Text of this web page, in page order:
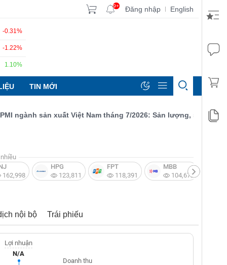
9+ Đăng nhập | English
-0.31%
-1.22%
1.10%
TIN MỚI
sản xuất Việt Nam tháng 7/2026: Sản lượng, số lượng
162,998
HPG
123,811
FPT
118,391
MBB
104,672
nội bộ Trái phiếu
Lợi nhuận
N/A
Doanh thu